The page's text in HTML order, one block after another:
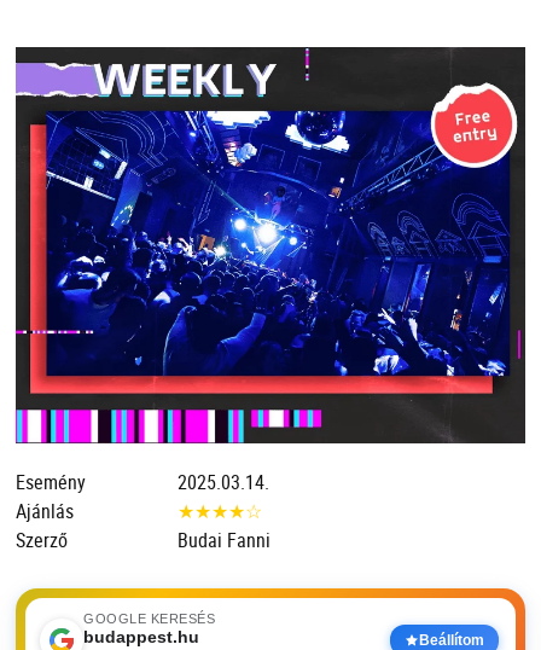
Esemény
2025.03.14.
Ajánlás
★★★★☆
Szerző
Budai Fanni
GOOGLE KERESÉS
budappest.hu Beállítom